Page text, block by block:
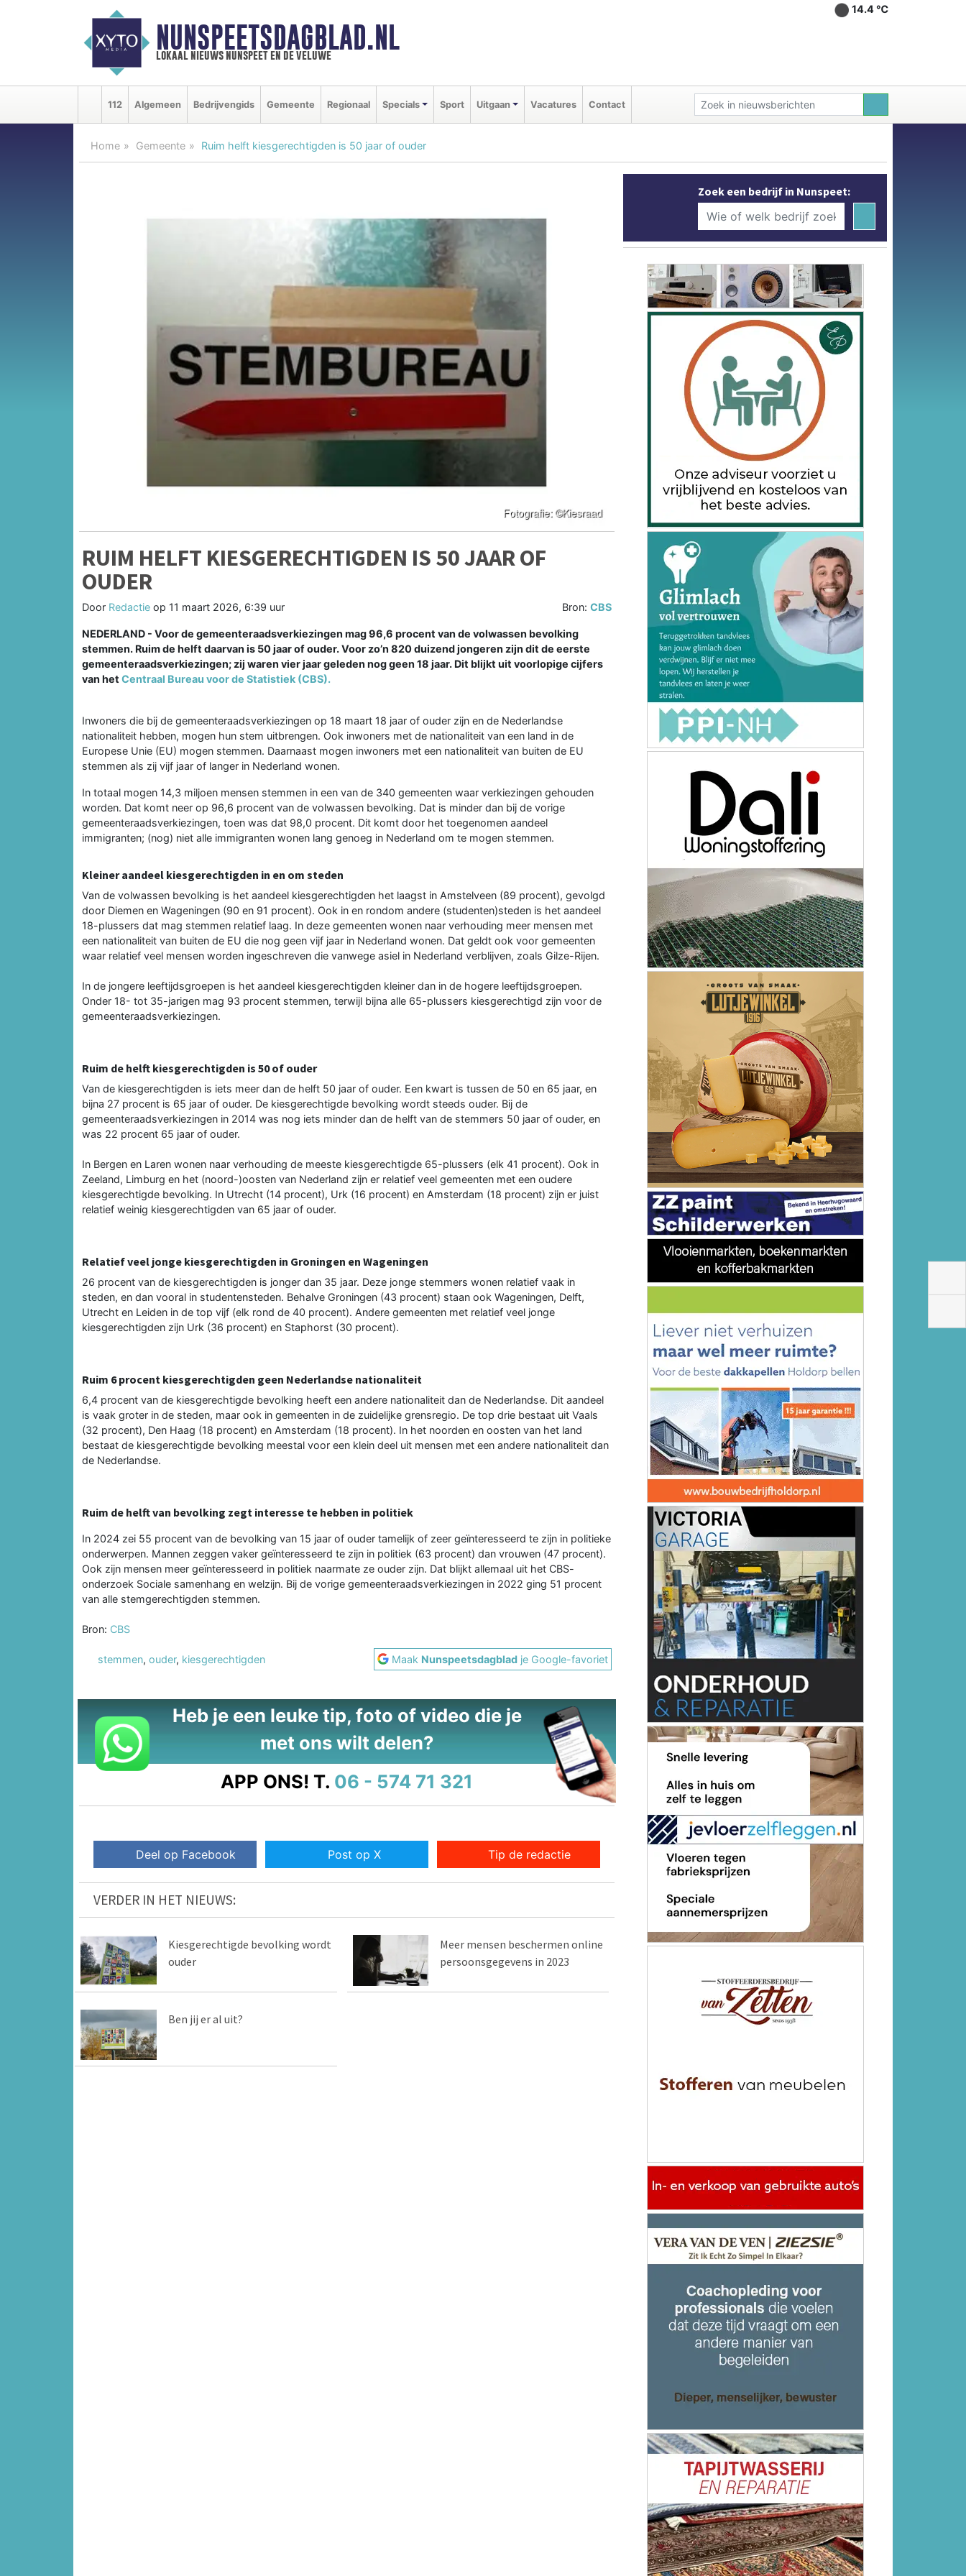
NUNSPEETSDAGBLAD.NL
lokaal nieuws nunspeet en de veluwe
14.4 ℃
112 Algemeen Bedrijvengids Gemeente Regionaal Specials Sport Uitgaan Vacatures Contact
Home Gemeente Ruim helft kiesgerechtigden is 50 jaar of ouder
RUIM HELFT KIESGERECHTIGDEN IS 50 JAAR OF
OUDER
Door Redactie op 11 maart 2026, 6:39 uur Bron:CBS
NEDERLAND - Voor de gemeenteraadsverkiezingen mag 96,6 procent van de volwassen bevolking
stemmen. Ruim de helft daarvan is 50 jaar of ouder. Voor zo’n 820 duizend jongeren zijn dit de eerste
gemeenteraadsverkiezingen; zij waren vier jaar geleden nog geen 18 jaar. Dit blijkt uit voorlopige cijfers
van het Centraal Bureau voor de Statistiek (CBS).
Inwoners die bij de gemeenteraadsverkiezingen op 18 maart 18 jaar of ouder zijn en de Nederlandse
nationaliteit hebben, mogen hun stem uitbrengen. Ook inwoners met de nationaliteit van een land in de
Europese Unie (EU) mogen stemmen. Daarnaast mogen inwoners met een nationaliteit van buiten de EU
stemmen als zij vijf jaar of langer in Nederland wonen.
In totaal mogen 14,3 miljoen mensen stemmen in een van de 340 gemeenten waar verkiezingen gehouden
worden. Dat komt neer op 96,6 procent van de volwassen bevolking. Dat is minder dan bij de vorige
gemeenteraadsverkiezingen, toen was dat 98,0 procent. Dit komt door het toegenomen aandeel
immigranten; (nog) niet alle immigranten wonen lang genoeg in Nederland om te mogen stemmen.
Kleiner aandeel kiesgerechtigden in en om steden
Van de volwassen bevolking is het aandeel kiesgerechtigden het laagst in Amstelveen (89 procent), gevolgd
door Diemen en Wageningen (90 en 91 procent). Ook in en rondom andere (studenten)steden is het aandeel
18-plussers dat mag stemmen relatief laag. In deze gemeenten wonen naar verhouding meer mensen met
een nationaliteit van buiten de EU die nog geen vijf jaar in Nederland wonen. Dat geldt ook voor gemeenten
waar relatief veel mensen worden ingeschreven die vanwege asiel in Nederland verblijven, zoals Gilze-Rijen.
In de jongere leeftijdsgroepen is het aandeel kiesgerechtigden kleiner dan in de hogere leeftijdsgroepen.
Onder 18- tot 35-jarigen mag 93 procent stemmen, terwijl bijna alle 65-plussers kiesgerechtigd zijn voor de
gemeenteraadsverkiezingen.
Ruim de helft kiesgerechtigden is 50 of ouder
Van de kiesgerechtigden is iets meer dan de helft 50 jaar of ouder. Een kwart is tussen de 50 en 65 jaar, en
bijna 27 procent is 65 jaar of ouder. De kiesgerechtigde bevolking wordt steeds ouder. Bij de
gemeenteraadsverkiezingen in 2014 was nog iets minder dan de helft van de stemmers 50 jaar of ouder, en
was 22 procent 65 jaar of ouder.
In Bergen en Laren wonen naar verhouding de meeste kiesgerechtigde 65-plussers (elk 41 procent). Ook in
Zeeland, Limburg en het (noord-)oosten van Nederland zijn er relatief veel gemeenten met een oudere
kiesgerechtigde bevolking. In Utrecht (14 procent), Urk (16 procent) en Amsterdam (18 procent) zijn er juist
relatief weinig kiesgerechtigden van 65 jaar of ouder.
Relatief veel jonge kiesgerechtigden in Groningen en Wageningen
26 procent van de kiesgerechtigden is jonger dan 35 jaar. Deze jonge stemmers wonen relatief vaak in
steden, en dan vooral in studentensteden. Behalve Groningen (43 procent) staan ook Wageningen, Delft,
Utrecht en Leiden in de top vijf (elk rond de 40 procent). Andere gemeenten met relatief veel jonge
kiesgerechtigden zijn Urk (36 procent) en Staphorst (30 procent).
Ruim 6 procent kiesgerechtigden geen Nederlandse nationaliteit
6,4 procent van de kiesgerechtigde bevolking heeft een andere nationaliteit dan de Nederlandse. Dit aandeel
is vaak groter in de steden, maar ook in gemeenten in de zuidelijke grensregio. De top drie bestaat uit Vaals
(32 procent), Den Haag (18 procent) en Amsterdam (18 procent). In het noorden en oosten van het land
bestaat de kiesgerechtigde bevolking meestal voor een klein deel uit mensen met een andere nationaliteit dan
de Nederlandse.
Ruim de helft van bevolking zegt interesse te hebben in politiek
In 2024 zei 55 procent van de bevolking van 15 jaar of ouder tamelijk of zeer geïnteresseerd te zijn in politieke
onderwerpen. Mannen zeggen vaker geïnteresseerd te zijn in politiek (63 procent) dan vrouwen (47 procent).
Ook zijn mensen meer geïnteresseerd in politiek naarmate ze ouder zijn. Dat blijkt allemaal uit het CBS-
onderzoek Sociale samenhang en welzijn. Bij de vorige gemeenteraadsverkiezingen in 2022 ging 51 procent
van alle stemgerechtigden stemmen.
Bron: CBS
stemmen, ouder, kiesgerechtigden Maak Nunspeetsdagblad je Google-favoriet
Heb je een leuke tip, foto of video die je
met ons wilt delen?
APP ONS! T. 06 - 574 71 321
Deel op Facebook Post op X Tip de redactie
VERDER IN HET NIEUWS:
Kiesgerechtigde bevolking wordt
ouder
Meer mensen beschermen online
persoonsgegevens in 2023
Ben jij er al uit?
Zoek een bedrijf in Nunspeet: